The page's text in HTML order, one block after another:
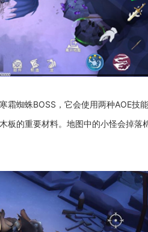
霜蜘蛛BOSS，它会使用两种AOE技
板的重要材料。地图中的小怪会掉落